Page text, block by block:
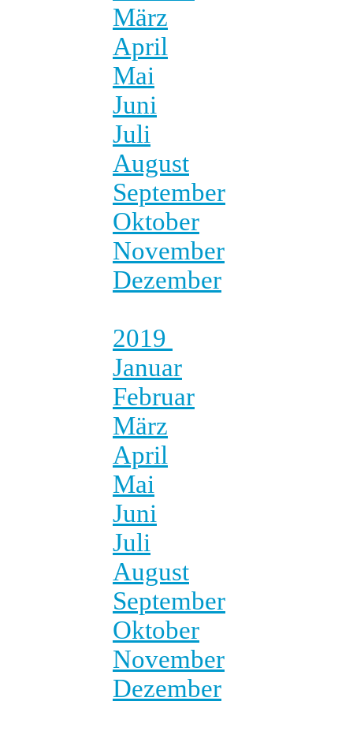
März
April
Mai
Juni
Juli
August
September
Oktober
November
Dezember
2019
Januar
Februar
März
April
Mai
Juni
Juli
August
September
Oktober
November
Dezember